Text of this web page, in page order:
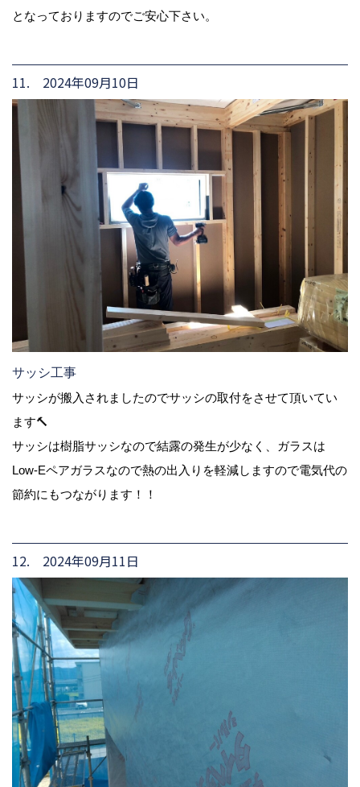
となっておりますのでご安心下さい。
11. 2024年09月10日
サッシ工事
サッシが搬入されましたのでサッシの取付をさせて頂いてい
ます🔨
サッシは樹脂サッシなので結露の発生が少なく、ガラスは
Low-Eペアガラスなので熱の出入りを軽減しますので電気代の
節約にもつながります！！
12. 2024年09月11日